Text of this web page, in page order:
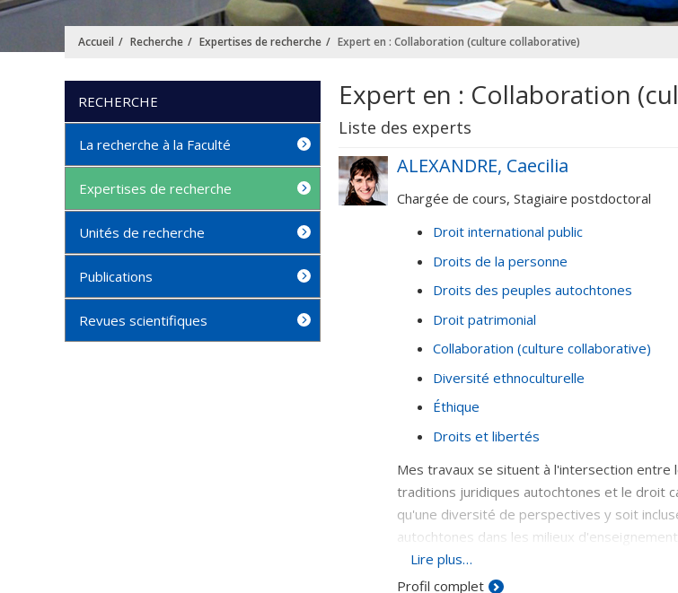
Accueil Recherche Expertises de recherche Expert en : Collaboration (culture collaborative)
Expert en : Collaboration
Liste des experts
ALEXANDRE, Caecilia
Chargée de cours, Stagiaire postdoctoral
Droit international public
Droits de la personne
Droits des peuples autochtones
Droit patrimonial
Collaboration (culture collaborative)
Diversité ethnoculturelle
Éthique
Droits et libertés
Mes travaux se situent à l'intersection entre
traditions juridiques autochtones et le droit
qu'une diversité de perspectives y soit
autochtones dans les milieux
Ayant créé une émission de radio
Lire plus…
Profil complet
RECHERCHE
La recherche à la Faculté
Expertises de recherche
Unités de recherche
Publications
Revues scientifiques